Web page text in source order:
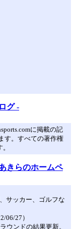
グ -
に掲載の記
す。すべての著作権
きらのホームペ
サッカー、ゴルフな
06/27）
ウンドの結果更新。